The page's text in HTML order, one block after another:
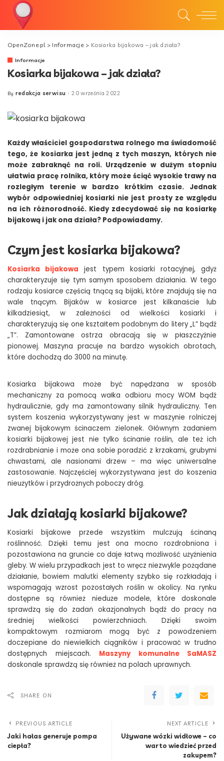
OpenZone.pl> Informacje> Kosiarka bijakowa – jak działa?
Informacje
Kosiarka bijakowa – jak działa?
Posted
By redakcja serwisu 20 września 2022
Każdy właściciel gospodarstwa rolnego ma świadomość
tego, że kosiarka jest jedną z tych maszyn, których nie
może zabraknąć na roli. Urządzenie w dużym stopniu
ułatwia pracę rolnika, który może ściąć wysokie trawy na
rozległym terenie w bardzo krótkim czasie. Jednak
wybór odpowiedniej kosiarki nie jest prosty ze względu
na ich różnorodność. Kiedy zdecydować się na kosiarkę
bijakową i jak ona działa? Podpowiadamy.
Czym jest kosiarka bijakowa?
Kosiarka bijakowa jest typem kosiarki rotacyjnej, gdyż
charakteryzuje się tym samym sposobem działania. W tego
rodzaju kosiarce częścią tnącą są bijaki, które znajdują się na
wale tnącym. Bijaków w kosiarce jest kilkanaście lub
kilkadziesiąt, w zależności od wielkości kosiarki i
charakteryzują się one kształtem podobnym do litery „L” bądź
„T”. Zamontowane ostrza obracają się w płaszczyźnie
pionowej. Maszyna pracuje na bardzo wysokich obrotach,
które dochodzą do 3000 na minutę.
Kosiarka bijakowa może być napędzana w sposób
mechaniczny za pomocą wałka odbioru mocy WOM bądź
hydraulicznie, gdy ma zamontowany silnik hydrauliczny. Ten
system koszenia wykorzystywany jest w maszynie rolniczej
zwanej bijakowym ścinaczem zielonek. Głównym zadaniem
kosiarki bijakowej jest nie tylko ścinanie roślin, ale też ich
rozdrabnianie i może ona sobie poradzić z krzakami, grubymi
chwastami, ale nasionami drzew – ma więc uniwersalne
zastosowanie. Najczęściej wykorzystywana jest do koszenia
nieużytków i przydrożnych poboczy dróg.
Jak działają kosiarki bijakowe?
Kosiarki bijakowe przede wszystkim mulczują ścinaną
roślinność. Dzięki temu jest ona mocno rozdrobniona i
pozostawiona na gruncie co daje łatwą możliwość użyźnienia
gleby. W wielu przypadkach jest to wręcz niezwykle pożądane
działanie, bowiem malutki elementy szybko się rozkładają i
wspomagają wzrost pozostałych roślin w okolicy. Na rynku
dostępne są również nieduże modele, które doskonale
sprawdzą się do zadań okazjonalnych bądź do pracy na
średniej wielkości powierzchniach. Dzięki swoim
kompaktowym rozmiarom mogą być z powodzeniem
doczepiane do niewielkich ciągników i pracować w trudno
dostępnych miejscach. Maszyny komunalne SaMASZ
doskonale sprawdzą się również na polach uprawnych.
SHARE ON
PREVIOUS ARTICLE
Jaki hałas generuje pompa
ciepła?
NEXT ARTICLE
Używane wózki widłowe – co
warto wiedzieć przed
zakupem?